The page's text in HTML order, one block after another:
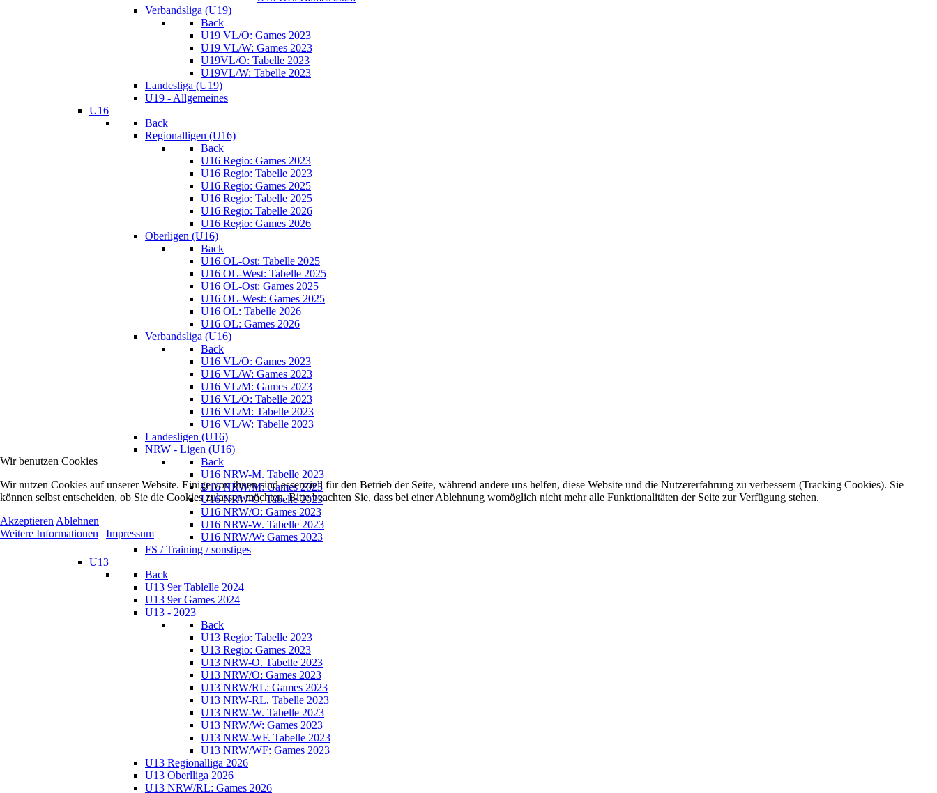
Verbandsliga (U19)
Back
U19 VL/O: Games 2023
U19 VL/W: Games 2023
U19VL/O: Tabelle 2023
U19VL/W: Tabelle 2023
Landesliga (U19)
U19 - Allgemeines
U16
Back
Regionalligen (U16)
Back
U16 Regio: Games 2023
U16 Regio: Tabelle 2023
U16 Regio: Games 2025
U16 Regio: Tabelle 2025
U16 Regio: Tabelle 2026
U16 Regio: Games 2026
Oberligen (U16)
Back
U16 OL-Ost: Tabelle 2025
U16 OL-West: Tabelle 2025
U16 OL-Ost: Games 2025
U16 OL-West: Games 2025
U16 OL: Tabelle 2026
U16 OL: Games 2026
Verbandsliga (U16)
Back
U16 VL/O: Games 2023
U16 VL/W: Games 2023
U16 VL/M: Games 2023
U16 VL/O: Tabelle 2023
U16 VL/M: Tabelle 2023
U16 VL/W: Tabelle 2023
Landesligen (U16)
NRW - Ligen (U16)
Back
U16 NRW-M. Tabelle 2023
U16 NRW/M: Games 2023
U16 NRW-O. Tabelle 2023
U16 NRW/O: Games 2023
U16 NRW-W. Tabelle 2023
U16 NRW/W: Games 2023
FS / Training / sonstiges
U13
Back
U13 9er Tablelle 2024
U13 9er Games 2024
U13 - 2023
Back
U13 Regio: Tabelle 2023
U13 Regio: Games 2023
U13 NRW-O. Tabelle 2023
U13 NRW/O: Games 2023
U13 NRW/RL: Games 2023
U13 NRW-RL. Tabelle 2023
U13 NRW-W. Tabelle 2023
U13 NRW/W: Games 2023
U13 NRW-WF. Tabelle 2023
U13 NRW/WF: Games 2023
U13 Regionalliga 2026
U13 Oberlliga 2026
U13 NRW/RL: Games 2026
Wir benutzen Cookies
Wir nutzen Cookies auf unserer Website. Einige von ihnen sind essenziell für den Betrieb der Seite, während andere uns helfen, diese Website und die Nutzererfahrung zu verbessern (Tracking Cookies). Sie
können selbst entscheiden, ob Sie die Cookies zulassen möchten. Bitte beachten Sie, dass bei einer Ablehnung womöglich nicht mehr alle Funktionalitäten der Seite zur Verfügung stehen.
Akzeptieren Ablehnen
Weitere Informationen | Impressum